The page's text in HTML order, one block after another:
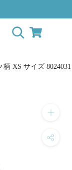
XS サイズ 8024031